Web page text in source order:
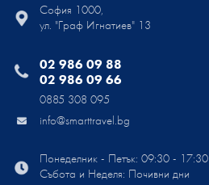
София 1000,
ул. "Граф Игнатиев" 13
02 986 09 88
02 986 09 66
0885 308 095
info@smarttravel.bg
Понеделник - Петък: 09:30 - 17:30
Събота и Неделя: Почивни дни